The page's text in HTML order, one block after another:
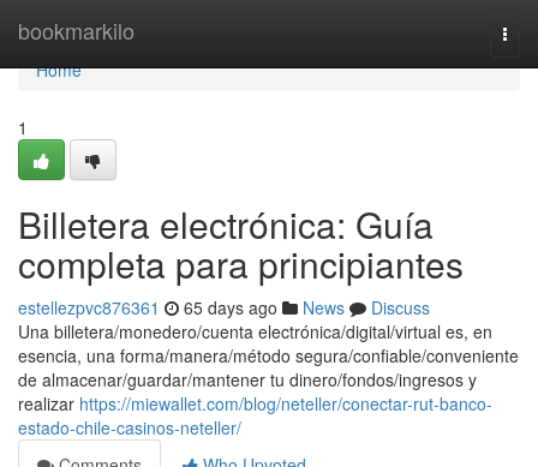
bookmarkilo
Home
Home
1
Billetera electrónica: Guía
completa para principiantes
estellezpvc876361 65 days ago News
Discuss
Una billetera/monedero/cuenta electrónica/digital/virtual es, en
esencia, una forma/manera/método segura/confiable/conveniente
de almacenar/guardar/mantener tu dinero/fondos/ingresos y
realizar https://miewallet.com/blog/neteller/conectar-rut-banco-
estado-chile-casinos-neteller/